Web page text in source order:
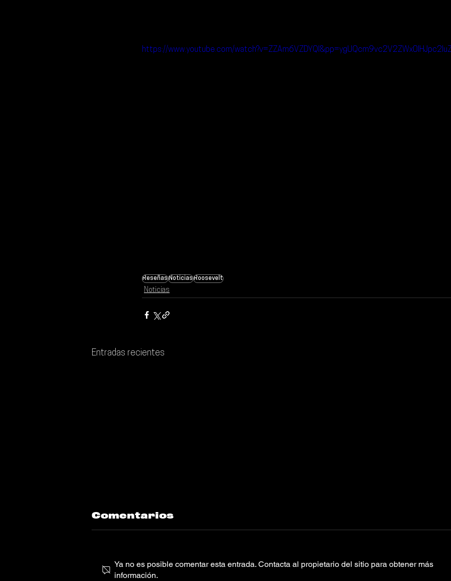
https://www.youtube.com/
ReseñasNoticiasRoosevelt
Noticias
Entradas recientes
Comentarios
Ya no es posible comentar esta entrada. Contacta al propietario del sitio para obtener más
información.